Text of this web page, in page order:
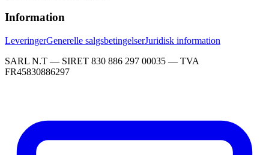
Information
LeveringerGenerelle salgsbetingelserJuridisk information
SARL N.T — SIRET 830 886 297 00035 — TVA
FR45830886297